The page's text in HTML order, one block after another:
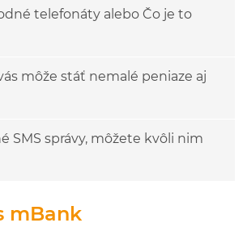
telefonáty alebo Čo je to
môže stáť nemalé peniaze aj
SMS správy, môžete kvôli nim
mBank